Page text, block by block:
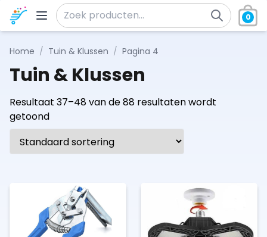
Ga naar de inhoud
Zoeken naar:
0
Home / Tuin & Klussen / Pagina 4
Tuin & Klussen
Resultaat 37–48 van de 88 resultaten wordt
getoond